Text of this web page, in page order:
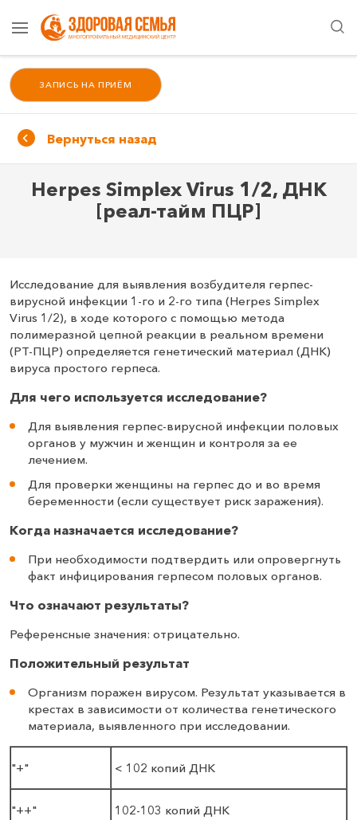
ЗАПИСЬ НА ПРИЁМ
Вернуться назад
Herpes Simplex Virus 1/2, ДНК
[реал-тайм ПЦР]
Исследование для выявления возбудителя герпес-
вирусной инфекции 1-го и 2-го типа (Herpes Simplex
Virus 1/2), в ходе которого с помощью метода
полимеразной цепной реакции в реальном времени
(РТ-ПЦР) определяется генетический материал (ДНК)
вируса простого герпеса.
Для чего используется исследование?
Для выявления герпес-вирусной инфекции половых
органов у мужчин и женщин и контроля за ее
лечением.
Для проверки женщины на герпес до и во время
беременности (если существует риск заражения).
Когда назначается исследование?
При необходимости подтвердить или опровергнуть
факт инфицирования герпесом половых органов.
Что означают результаты?
Референсные значения: отрицательно.
Положительный результат
Организм поражен вирусом. Результат указывается в
крестах в зависимости от количества генетического
материала, выявленного при исследовании.
"+" < 102 копий ДНК
"++" 102-103 копий ДНК